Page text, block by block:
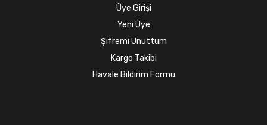
Üye Girişi
Yeni Üye
Şifremi Unuttum
Kargo Takibi
Havale Bildirim Formu